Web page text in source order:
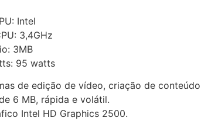
Intel
3,4GHz
3MB
95 watts
de edição de vídeo, criação de
6 MB, rápida e volátil.
Intel HD Graphics 2500.